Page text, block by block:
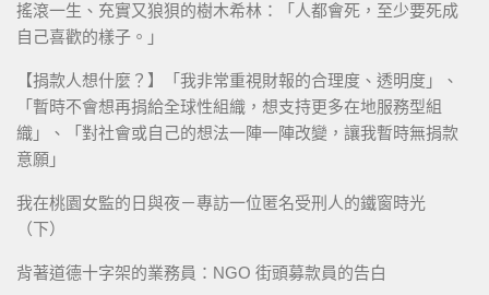
搖滾一生、充實又狼狽的樹木希林：「人都會死，至少要死成
自己喜歡的樣子。」
【捐款人想什麼？】「我非常重視財報的合理度、透明度」、
「暫時不會想再捐給全球性組織，想支持更多在地服務型組
織」、「對社會或自己的想法一陣一陣改變，讓我暫時無捐款
意願」
我在桃園女監的日與夜－專訪一位匿名受刑人的鐵窗時光
（下）
背著道德十字架的業務員：NGO 街頭募款員的告白